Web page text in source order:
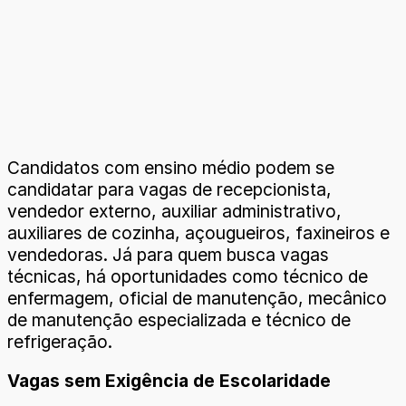
Candidatos com ensino médio podem se
candidatar para vagas de recepcionista,
vendedor externo, auxiliar administrativo,
auxiliares de cozinha, açougueiros, faxineiros e
vendedoras. Já para quem busca vagas
técnicas, há oportunidades como técnico de
enfermagem, oficial de manutenção, mecânico
de manutenção especializada e técnico de
refrigeração.
Vagas sem Exigência de Escolaridade